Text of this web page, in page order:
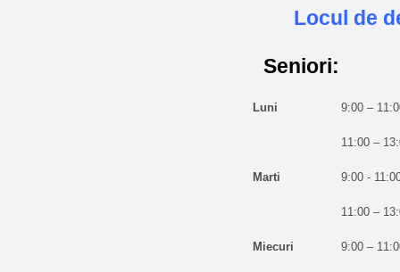
Locul de
Seniori:
Luni 9:00 –
11:00 –
Marti 9:00 -
11:00 –
Miecuri 9:00 –